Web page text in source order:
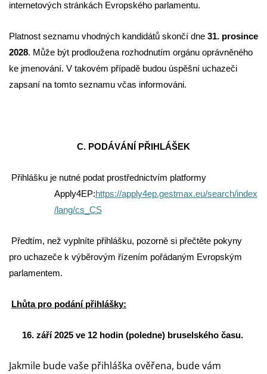
internetových stránkách Evropského parlamentu.
Platnost seznamu vhodných kandidátů skončí dne 31. prosince
2028. Může být prodloužena rozhodnutím orgánu oprávněného
ke jmenování. V takovém případě budou úspěšní uchazeči
zapsaní na tomto seznamu včas informováni.
C. PODÁVÁNÍ PŘIHLÁŠEK
Přihlášku je nutné podat prostřednictvím platformy
Apply4EP:https://apply4ep.gestmax.eu/search/index
/lang/cs_CS
Předtím, než vyplníte přihlášku, pozorně si přečtěte pokyny
pro uchazeče k výběrovým řízením pořádaným Evropským
parlamentem.
Lhůta pro podání přihlášky:
16. září 2025 ve 12 hodin (poledne) bruselského času.
Jakmile bude vaše přihláška ověřena, bude vám